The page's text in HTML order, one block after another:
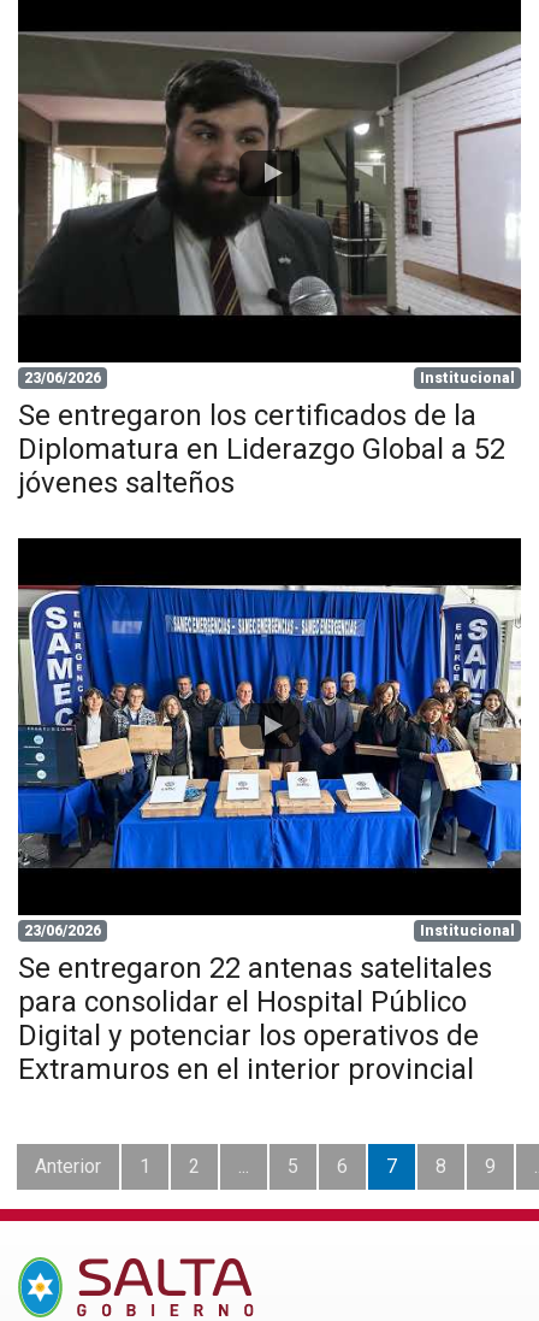
23/06/2026 Institucional
Se entregaron los certificados de la
Diplomatura en Liderazgo Global a 52
jóvenes salteños
23/06/2026 Institucional
Se entregaron 22 antenas satelitales
para consolidar el Hospital Público
Digital y potenciar los operativos de
Extramuros en el interior provincial
Anterior 1 2 ... 5 6 7 8 9